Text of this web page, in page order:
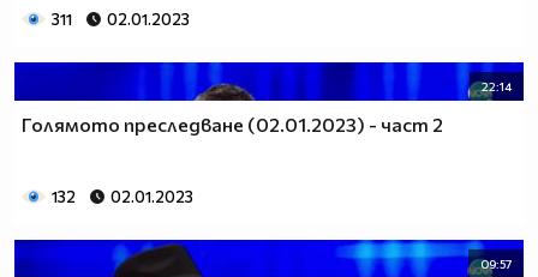
311 02.01.2023
22:14
Голямото преследване (02.01.2023) - част 2
132 02.01.2023
09:57